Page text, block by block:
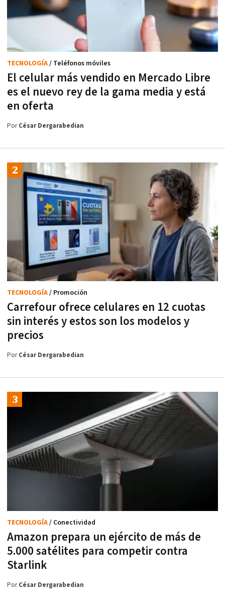
El celular más vendido en Mercado Libre
es el nuevo rey de la gama media y está
en oferta
TECNOLOGÍA/ Teléfonos móviles
PorCésar Dergarabedian
Carrefour ofrece celulares en 12 cuotas
sin interés y estos son los modelos y
precios
TECNOLOGÍA/ Promoción
PorCésar Dergarabedian
Amazon prepara un ejército de más de
5.000 satélites para competir contra
Starlink
TECNOLOGÍA/ Conectividad
PorCésar Dergarabedian